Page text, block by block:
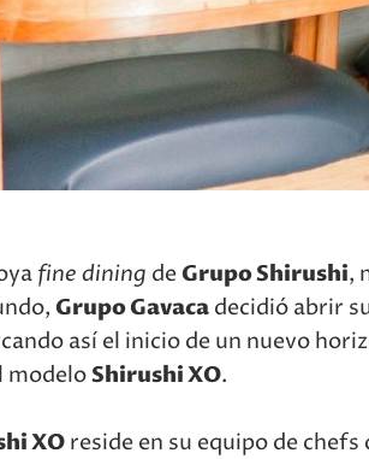
fine dining de Grupo Shirushi,
Grupo Gavaca decidió abrir
así el inicio de un nuevo
modeloShirushi XO.
XOreside en su equipo de